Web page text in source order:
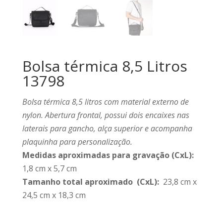
Bolsa térmica 8,5 Litros
13798
Bolsa térmica 8,5 litros com material externo de
nylon. Abertura frontal, possui dois encaixes nas
laterais para gancho, alça superior e acompanha
plaquinha para personalização.
Medidas aproximadas para gravação(CxL):
1,8 cm x 5,7 cm
Tamanho total aproximado (CxL):23,8 cm x
24,5 cm x 18,3 cm